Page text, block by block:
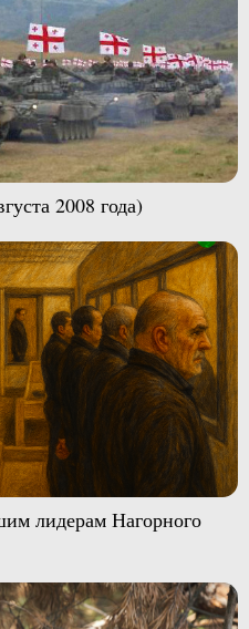
2008 года)
лидерам Нагорного